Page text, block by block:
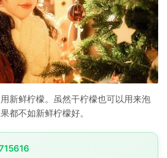
新鲜柠檬。虽然干柠檬也可以用来泡
都不如新鲜柠檬好。